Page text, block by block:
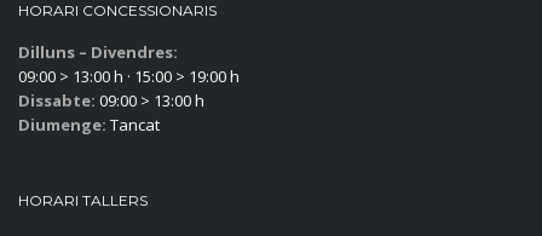
HORARI CONCESSIONARIS
Dilluns – Divendres:
09:00 > 13:00 h · 15:00 > 19:00 h
Dissabte: 09:00 > 13:00 h
Diumenge: Tancat
HORARI TALLERS